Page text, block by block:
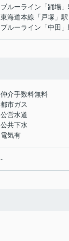
ブルーライン 「踊場
東海道本線 「 戸塚 」
ブルーライン 「中田
仲介手数料無料
都市ガス
公営水道
公共下水
電気有
-